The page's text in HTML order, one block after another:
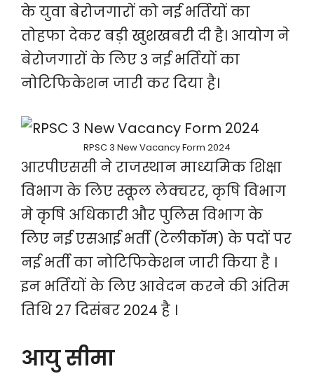
के युवा बेरोजगारों को नई भर्तियों का
तोहफा देकर बड़ी खुशखबरी दी है। आयोग ने
बेरोजगारों के लिए 3 नई भर्तियों का
नोटिफिकेशन जारी कर दिया है।
RPSC 3 New Vacancy Form 2024
आरपीएससी ने राजस्थान माध्यमिक शिक्षा
विभाग के लिए स्कूल लेक्चरर, कृषि विभाग
मे कृषि अधिकारी और पुलिस विभाग के
लिए नई एसआई भर्ती (टेलीकॉम) के पदों पर
नई भर्ती का नोटिफिकेशन जारी किया है ।
इन भर्तियों के लिए आवेदन करने की अंतिम
तिथि 27 दिसंबर 2024 है ।
आयु सीमा